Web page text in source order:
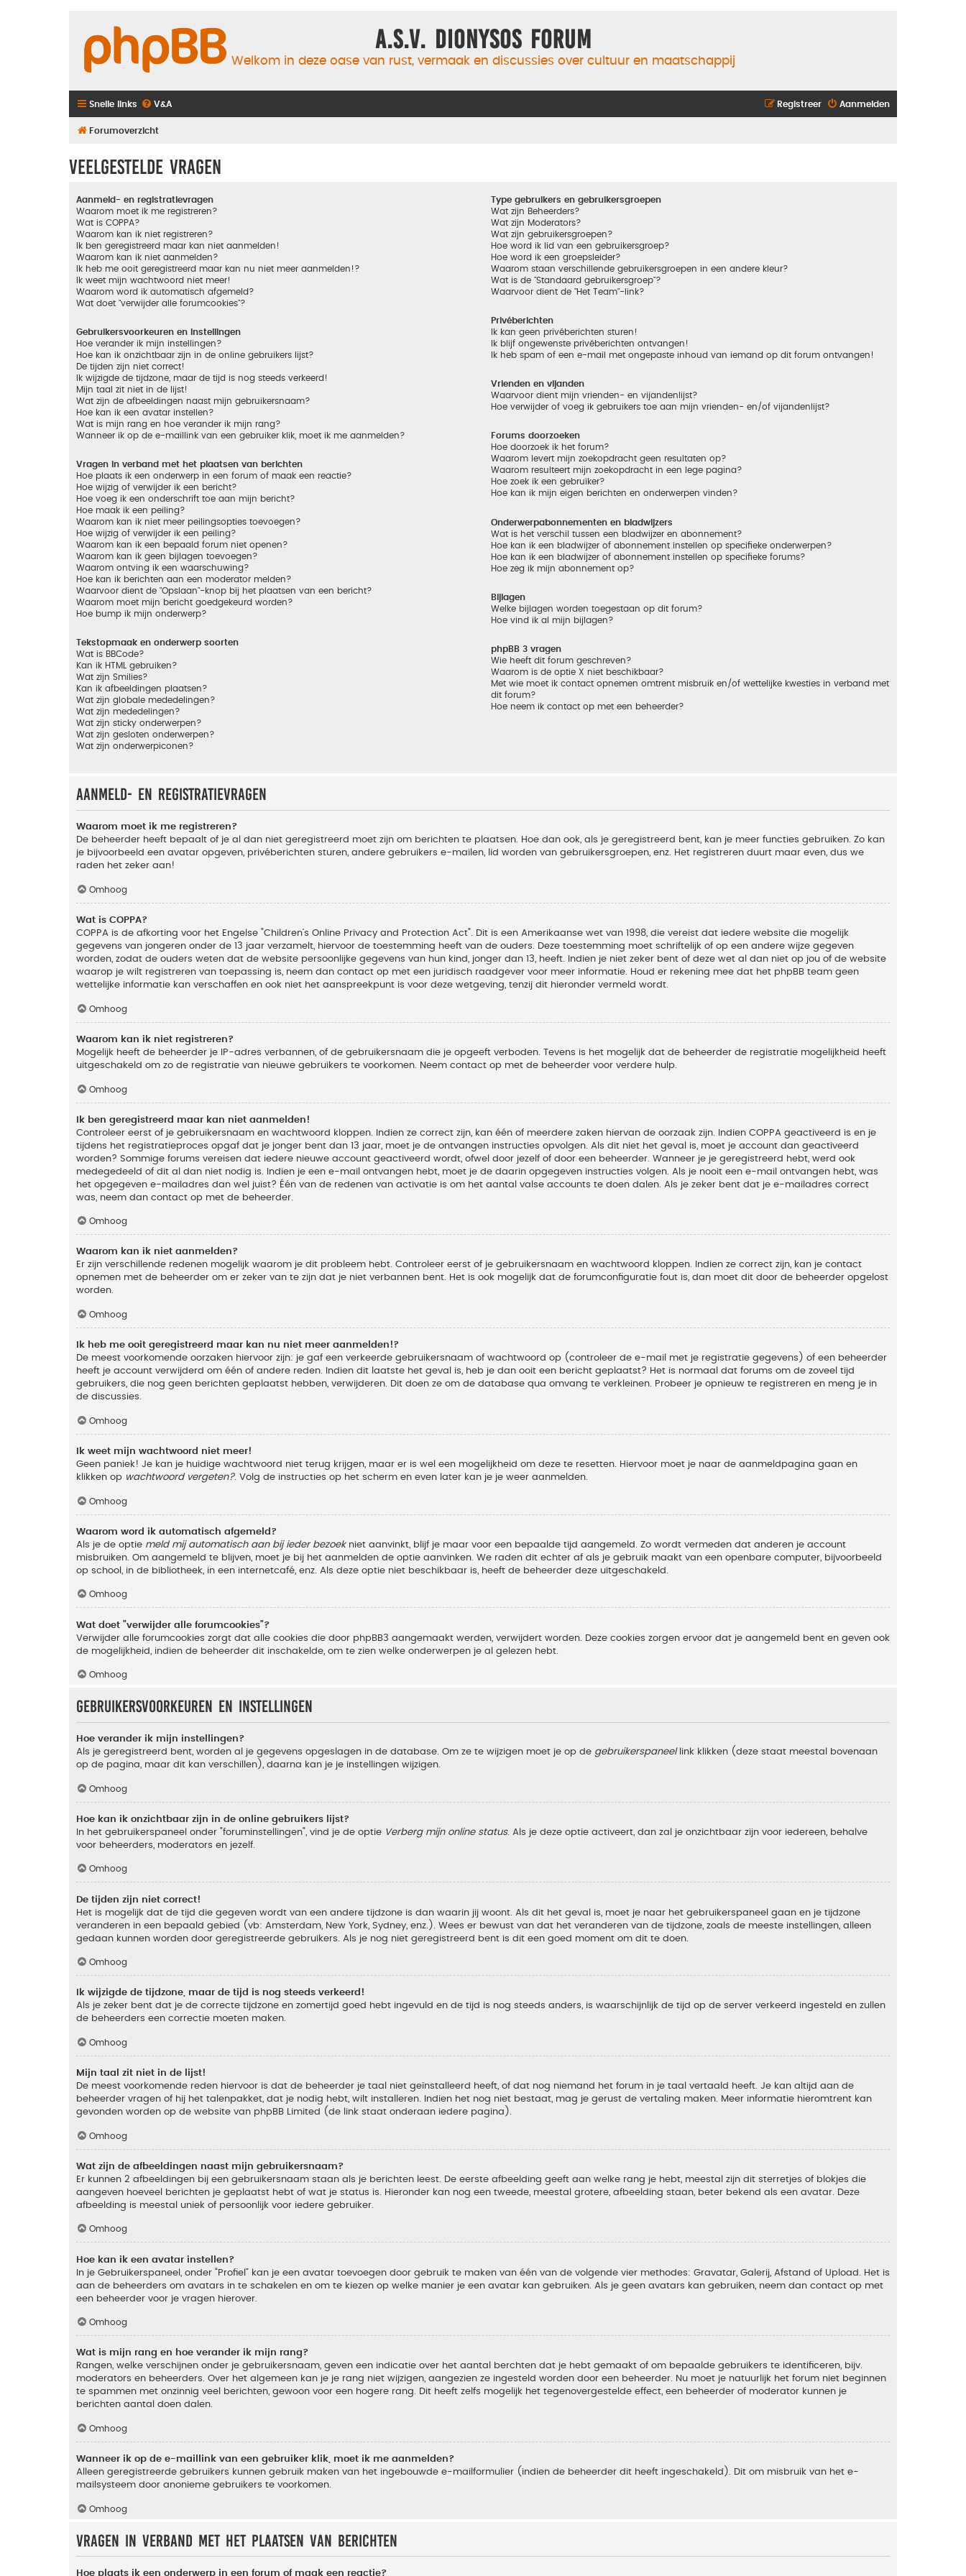
A.S.V. Dionysos Forum
Welkom in deze oase van rust, vermaak en discussies over cultuur en maatschappij
Snelle links V&A Aanmelden
Registreer
Forumoverzicht
Veelgestelde vragen
Aanmeld- en registratievragen
Waarom moet ik me registreren?
Wat is COPPA?
Waarom kan ik niet registreren?
Ik ben geregistreerd maar kan niet aanmelden!
Waarom kan ik niet aanmelden?
Ik heb me ooit geregistreerd maar kan nu niet meer aanmelden!?
Ik weet mijn wachtwoord niet meer!
Waarom word ik automatisch afgemeld?
Wat doet "verwijder alle forumcookies"?
Gebruikersvoorkeuren en instellingen
Hoe verander ik mijn instellingen?
Hoe kan ik onzichtbaar zijn in de online gebruikers lijst?
De tijden zijn niet correct!
Ik wijzigde de tijdzone, maar de tijd is nog steeds verkeerd!
Mijn taal zit niet in de lijst!
Wat zijn de afbeeldingen naast mijn gebruikersnaam?
Hoe kan ik een avatar instellen?
Wat is mijn rang en hoe verander ik mijn rang?
Wanneer ik op de e-maillink van een gebruiker klik, moet ik me aanmelden?
Vragen in verband met het plaatsen van berichten
Hoe plaats ik een onderwerp in een forum of maak een reactie?
Hoe wijzig of verwijder ik een bericht?
Hoe voeg ik een onderschrift toe aan mijn bericht?
Hoe maak ik een peiling?
Waarom kan ik niet meer peilingsopties toevoegen?
Hoe wijzig of verwijder ik een peiling?
Waarom kan ik een bepaald forum niet openen?
Waarom kan ik geen bijlagen toevoegen?
Waarom ontving ik een waarschuwing?
Hoe kan ik berichten aan een moderator melden?
Waarvoor dient de "Opslaan"-knop bij het plaatsen van een bericht?
Waarom moet mijn bericht goedgekeurd worden?
Hoe bump ik mijn onderwerp?
Tekstopmaak en onderwerp soorten
Wat is BBCode?
Kan ik HTML gebruiken?
Wat zijn Smilies?
Kan ik afbeeldingen plaatsen?
Wat zijn globale mededelingen?
Wat zijn mededelingen?
Wat zijn sticky onderwerpen?
Wat zijn gesloten onderwerpen?
Wat zijn onderwerpiconen?
Type gebruikers en gebruikersgroepen
Wat zijn Beheerders?
Wat zijn Moderators?
Wat zijn gebruikersgroepen?
Hoe word ik lid van een gebruikersgroep?
Hoe word ik een groepsleider?
Waarom staan verschillende gebruikersgroepen in een andere kleur?
Wat is de "Standaard gebruikersgroep"?
Waarvoor dient de "Het Team"-link?
Privéberichten
Ik kan geen privéberichten sturen!
Ik blijf ongewenste privéberichten ontvangen!
Ik heb spam of een e-mail met ongepaste inhoud van iemand op dit forum ontvangen!
Vrienden en vijanden
Waarvoor dient mijn vrienden- en vijandenlijst?
Hoe verwijder of voeg ik gebruikers toe aan mijn vrienden- en/of vijandenlijst?
Forums doorzoeken
Hoe doorzoek ik het forum?
Waarom levert mijn zoekopdracht geen resultaten op?
Waarom resulteert mijn zoekopdracht in een lege pagina?
Hoe zoek ik een gebruiker?
Hoe kan ik mijn eigen berichten en onderwerpen vinden?
Onderwerpabonnementen en bladwijzers
Wat is het verschil tussen een bladwijzer en abonnement?
Hoe kan ik een bladwijzer of abonnement instellen op specifieke onderwerpen?
Hoe kan ik een bladwijzer of abonnement instellen op specifieke forums?
Hoe zeg ik mijn abonnement op?
Bijlagen
Welke bijlagen worden toegestaan op dit forum?
Hoe vind ik al mijn bijlagen?
phpBB 3 vragen
Wie heeft dit forum geschreven?
Waarom is de optie X niet beschikbaar?
Met wie moet ik contact opnemen omtrent misbruik en/of wettelijke kwesties in verband met
dit forum?
Hoe neem ik contact op met een beheerder?
Aanmeld- en registratievragen
Waarom moet ik me registreren?
De beheerder heeft bepaalt of je al dan niet geregistreerd moet zijn om berichten te plaatsen. Hoe dan ook, als je geregistreerd bent, kan je meer functies gebruiken. Zo kan
je bijvoorbeeld een avatar opgeven, privéberichten sturen, andere gebruikers e-mailen, lid worden van gebruikersgroepen, enz. Het registreren duurt maar even, dus we
raden het zeker aan!
Omhoog
Wat is COPPA?
COPPA is de afkorting voor het Engelse "Children’s Online Privacy and Protection Act". Dit is een Amerikaanse wet van 1998, die vereist dat iedere website die mogelijk
gegevens van jongeren onder de 13 jaar verzamelt, hiervoor de toestemming heeft van de ouders. Deze toestemming moet schriftelijk of op een andere wijze gegeven
worden, zodat de ouders weten dat de website persoonlijke gegevens van hun kind, jonger dan 13, heeft. Indien je niet zeker bent of deze wet al dan niet op jou of de website
waarop je wilt registreren van toepassing is, neem dan contact op met een juridisch raadgever voor meer informatie. Houd er rekening mee dat het phpBB team geen
wettelijke informatie kan verschaffen en ook niet het aanspreekpunt is voor deze wetgeving, tenzij dit hieronder vermeld wordt.
Omhoog
Waarom kan ik niet registreren?
Mogelijk heeft de beheerder je IP-adres verbannen, of de gebruikersnaam die je opgeeft verboden. Tevens is het mogelijk dat de beheerder de registratie mogelijkheid heeft
uitgeschakeld om zo de registratie van nieuwe gebruikers te voorkomen. Neem contact op met de beheerder voor verdere hulp.
Omhoog
Ik ben geregistreerd maar kan niet aanmelden!
Controleer eerst of je gebruikersnaam en wachtwoord kloppen. Indien ze correct zijn, kan één of meerdere zaken hiervan de oorzaak zijn. Indien COPPA geactiveerd is en je
tijdens het registratieproces opgaf dat je jonger bent dan 13 jaar, moet je de ontvangen instructies opvolgen. Als dit niet het geval is, moet je account dan geactiveerd
worden? Sommige forums vereisen dat iedere nieuwe account geactiveerd wordt, ofwel door jezelf of door een beheerder. Wanneer je je geregistreerd hebt, werd ook
medegedeeld of dit al dan niet nodig is. Indien je een e-mail ontvangen hebt, moet je de daarin opgegeven instructies volgen. Als je nooit een e-mail ontvangen hebt, was
het opgegeven e-mailadres dan wel juist? Één van de redenen van activatie is om het aantal valse accounts te doen dalen. Als je zeker bent dat je e-mailadres correct
was, neem dan contact op met de beheerder.
Omhoog
Waarom kan ik niet aanmelden?
Er zijn verschillende redenen mogelijk waarom je dit probleem hebt. Controleer eerst of je gebruikersnaam en wachtwoord kloppen. Indien ze correct zijn, kan je contact
opnemen met de beheerder om er zeker van te zijn dat je niet verbannen bent. Het is ook mogelijk dat de forumconfiguratie fout is, dan moet dit door de beheerder opgelost
worden.
Omhoog
Ik heb me ooit geregistreerd maar kan nu niet meer aanmelden!?
De meest voorkomende oorzaken hiervoor zijn: je gaf een verkeerde gebruikersnaam of wachtwoord op (controleer de e-mail met je registratie gegevens) of een beheerder
heeft je account verwijderd om één of andere reden. Indien dit laatste het geval is, heb je dan ooit een bericht geplaatst? Het is normaal dat forums om de zoveel tijd
gebruikers, die nog geen berichten geplaatst hebben, verwijderen. Dit doen ze om de database qua omvang te verkleinen. Probeer je opnieuw te registreren en meng je in
de discussies.
Omhoog
Ik weet mijn wachtwoord niet meer!
Geen paniek! Je kan je huidige wachtwoord niet terug krijgen, maar er is wel een mogelijkheid om deze te resetten. Hiervoor moet je naar de aanmeldpagina gaan en
klikken op wachtwoord vergeten?. Volg de instructies op het scherm en even later kan je je weer aanmelden.
Omhoog
Waarom word ik automatisch afgemeld?
Als je de optie meld mij automatisch aan bij ieder bezoekniet aanvinkt, blijf je maar voor een bepaalde tijd aangemeld. Zo wordt vermeden dat anderen je account
misbruiken. Om aangemeld te blijven, moet je bij het aanmelden de optie aanvinken. We raden dit echter af als je gebruik maakt van een openbare computer, bijvoorbeeld
op school, in de bibliotheek, in een internetcafé, enz. Als deze optie niet beschikbaar is, heeft de beheerder deze uitgeschakeld.
Omhoog
Wat doet "verwijder alle forumcookies"?
Verwijder alle forumcookies zorgt dat alle cookies die door phpBB3 aangemaakt werden, verwijdert worden. Deze cookies zorgen ervoor dat je aangemeld bent en geven ook
de mogelijkheid, indien de beheerder dit inschakelde, om te zien welke onderwerpen je al gelezen hebt.
Omhoog
Gebruikersvoorkeuren en instellingen
Hoe verander ik mijn instellingen?
Als je geregistreerd bent, worden al je gegevens opgeslagen in de database. Om ze te wijzigen moet je op de gebruikerspaneellink klikken (deze staat meestal bovenaan
op de pagina, maar dit kan verschillen), daarna kan je je instellingen wijzigen.
Omhoog
Hoe kan ik onzichtbaar zijn in de online gebruikers lijst?
In het gebruikerspaneel onder "foruminstellingen", vind je de optie Verberg mijn online status. Als je deze optie activeert, dan zal je onzichtbaar zijn voor iedereen, behalve
voor beheerders, moderators en jezelf.
Omhoog
De tijden zijn niet correct!
Het is mogelijk dat de tijd die gegeven wordt van een andere tijdzone is dan waarin jij woont. Als dit het geval is, moet je naar het gebruikerspaneel gaan en je tijdzone
veranderen in een bepaald gebied (vb: Amsterdam, New York, Sydney, enz.). Wees er bewust van dat het veranderen van de tijdzone, zoals de meeste instellingen, alleen
gedaan kunnen worden door geregistreerde gebruikers. Als je nog niet geregistreerd bent is dit een goed moment om dit te doen.
Omhoog
Ik wijzigde de tijdzone, maar de tijd is nog steeds verkeerd!
Als je zeker bent dat je de correcte tijdzone en zomertijd goed hebt ingevuld en de tijd is nog steeds anders, is waarschijnlijk de tijd op de server verkeerd ingesteld en zullen
de beheerders een correctie moeten maken.
Omhoog
Mijn taal zit niet in de lijst!
De meest voorkomende reden hiervoor is dat de beheerder je taal niet geïnstalleerd heeft, of dat nog niemand het forum in je taal vertaald heeft. Je kan altijd aan de
beheerder vragen of hij het talenpakket, dat je nodig hebt, wilt installeren. Indien het nog niet bestaat, mag je gerust de vertaling maken. Meer informatie hieromtrent kan
gevonden worden op de website van phpBB Limited (de link staat onderaan iedere pagina).
Omhoog
Wat zijn de afbeeldingen naast mijn gebruikersnaam?
Er kunnen 2 afbeeldingen bij een gebruikersnaam staan als je berichten leest. De eerste afbeelding geeft aan welke rang je hebt, meestal zijn dit sterretjes of blokjes die
aangeven hoeveel berichten je geplaatst hebt of wat je status is. Hieronder kan nog een tweede, meestal grotere, afbeelding staan, beter bekend als een avatar. Deze
afbeelding is meestal uniek of persoonlijk voor iedere gebruiker.
Omhoog
Hoe kan ik een avatar instellen?
In je Gebruikerspaneel, onder “Profiel” kan je een avatar toevoegen door gebruik te maken van één van de volgende vier methodes: Gravatar, Galerij, Afstand of Upload. Het is
aan de beheerders om avatars in te schakelen en om te kiezen op welke manier je een avatar kan gebruiken. Als je geen avatars kan gebruiken, neem dan contact op met
een beheerder voor je vragen hierover.
Omhoog
Wat is mijn rang en hoe verander ik mijn rang?
Rangen, welke verschijnen onder je gebruikersnaam, geven een indicatie over het aantal berchten dat je hebt gemaakt of om bepaalde gebruikers te identificeren, bijv.
moderators en beheerders. Over het algemeen kan je je rang niet wijzigen, aangezien ze ingesteld worden door een beheerder. Nu moet je natuurlijk het forum niet beginnen
te spammen met onzinnig veel berichten, gewoon voor een hogere rang. Dit heeft zelfs mogelijk het tegenovergestelde effect, een beheerder of moderator kunnen je
berichten aantal doen dalen.
Omhoog
Wanneer ik op de e-maillink van een gebruiker klik, moet ik me aanmelden?
Alleen geregistreerde gebruikers kunnen gebruik maken van het ingebouwde e-mailformulier (indien de beheerder dit heeft ingeschakeld). Dit om misbruik van het e-
mailsysteem door anonieme gebruikers te voorkomen.
Omhoog
Vragen in verband met het plaatsen van berichten
Hoe plaats ik een onderwerp in een forum of maak een reactie?